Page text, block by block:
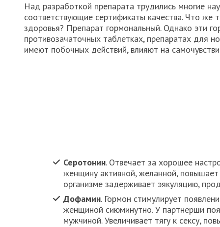
Над разработкой препарата трудились многие
соответствующие сертификаты качества. Что же
здоровья? Препарат гормональный. Однако эти
противозачаточных таблетках, препаратах для
имеют побочных действий, влияют на
Серотонин. Отвечает за хорошее
женщину активной, желанной,
организме задерживает эякуляцию,
Дофамин. Гормон стимулирует
женщиной сиюминутно. У партнерши
мужчиной. Увеличивает тягу к сексу,